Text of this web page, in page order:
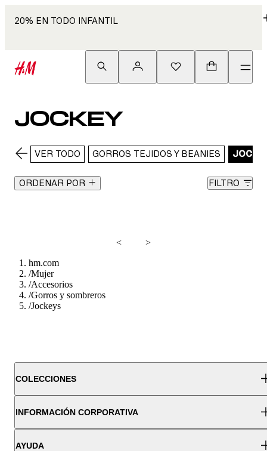
20% EN TODO INFANTIL
JOCKEY
VER TODO GORROS TEJIDOS Y BEANIES
ORDENAR POR FILTRO
<
>
hm.com
/Mujer
/Accesorios
/Gorros y sombreros
/Jockeys
COLECCIONES
INFORMACIÓN CORPORATIVA
AYUDA